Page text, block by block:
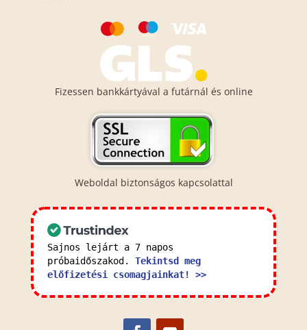
Fizessen bankkártyával a futárnál és online
Weboldal biztonságos kapcsolattal
Sajnos lejárt a 7 napos
próbaidőszakod. Tekintsd meg
előfizetési csomagjainkat! >>